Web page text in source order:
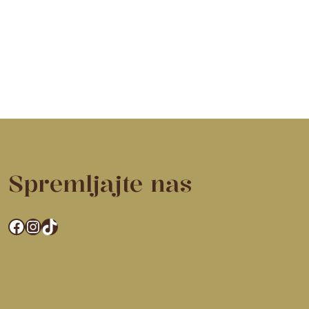
Spremljajte nas
Facebook
Instagram
TikTok